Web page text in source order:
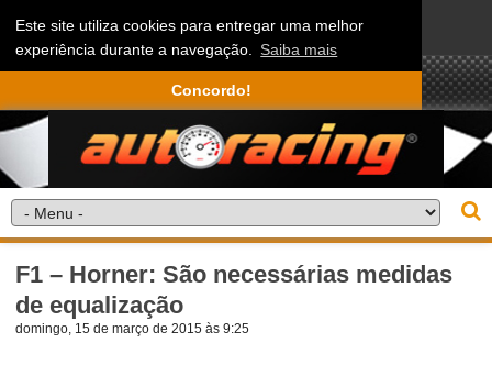
Este site utiliza cookies para entregar uma melhor
experiência durante a navegação. Saiba mais
Concordo!
F1 – Horner: São necessárias medidas
de equalização
domingo, 15 de março de 2015 às 9:25